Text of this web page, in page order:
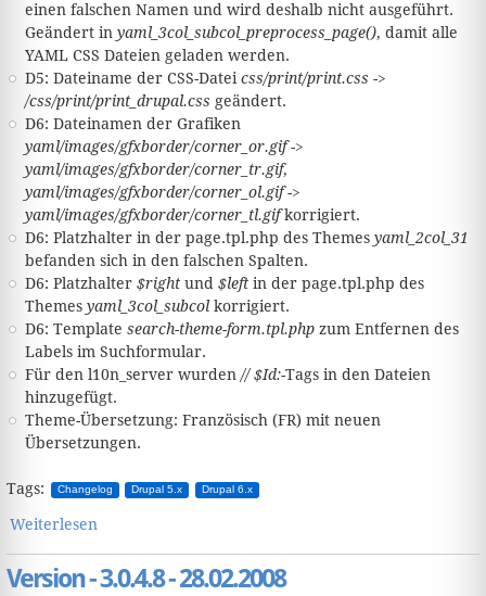
einen falschen Namen und wird deshalb nicht ausgeführt.
Geändert in yaml_3col_subcol_preprocess_page(), damit alle
YAML CSS Dateien geladen werden.
D5: Dateiname der CSS-Datei css/print/print.css ->
/css/print/print_drupal.css geändert.
D6: Dateinamen der Grafiken
yaml/images/gfxborder/corner_or.gif->
yaml/images/gfxborder/corner_tr.gif,
yaml/images/gfxborder/corner_ol.gif->
yaml/images/gfxborder/corner_tl.gifkorrigiert.
D6: Platzhalter in der page.tpl.php des Themes yaml_2col_31
befanden sich in den falschen Spalten.
D6: Platzhalter $rightund $leftin der page.tpl.php des
Themes yaml_3col_subcolkorrigiert.
D6: Template search-theme-form.tpl.phpzum Entfernen des
Labels im Suchformular.
Für den l10n_server wurden // $Id:-Tags in den Dateien
hinzugefügt.
Theme-Übersetzung: Französisch (FR) mit neuen
Übersetzungen.
Tags: Changelog Drupal 5.x Drupal 6.x
Weiterlesenüber Version - 3.0.6.9 - 21.06.2008
Version - 3.0.4.8 - 28.02.2008